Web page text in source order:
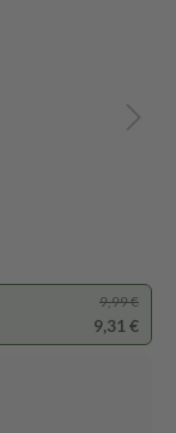
9,99 €
9,31 €